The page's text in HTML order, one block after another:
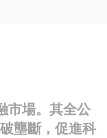
市場。其全公
壟斷，促進科